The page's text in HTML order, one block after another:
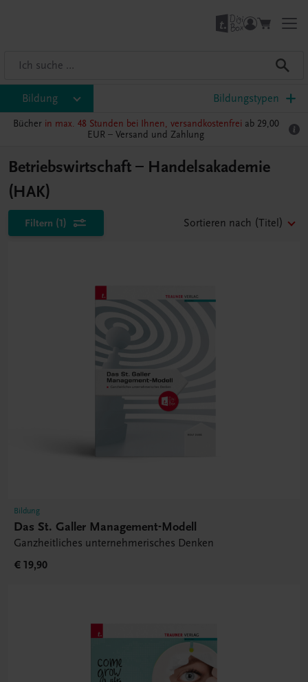
Bildung Bildungstypen
Bücher in max. 48 Stunden bei Ihnen, versandkostenfrei ab 29,00
EUR – Versand und Zahlung
Betriebswirtschaft – Handelsakademie
(HAK)
Filtern (1) Sortieren nach (Titel)
Bildung
Das St. Galler Management-Modell
Ganzheitliches unternehmerisches Denken
€ 19,90